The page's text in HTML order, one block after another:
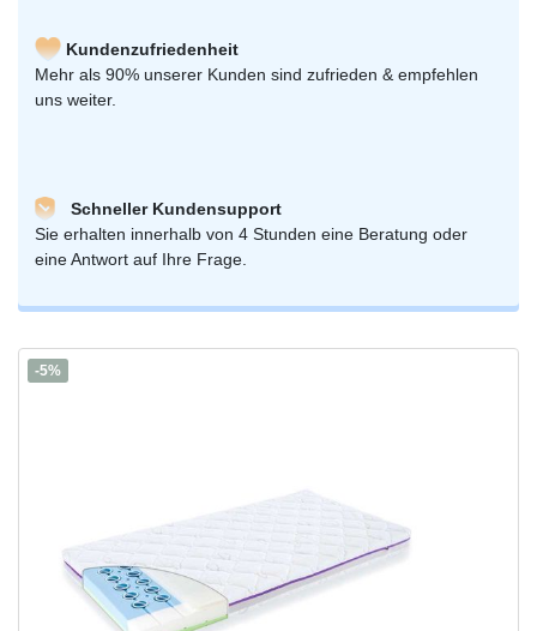
Kundenzufriedenheit
Mehr als 90% unserer Kunden sind zufrieden & empfehlen
uns weiter.
Schneller Kundensupport
Sie erhalten innerhalb von 4 Stunden eine Beratung oder
eine Antwort auf Ihre Frage.
-5%